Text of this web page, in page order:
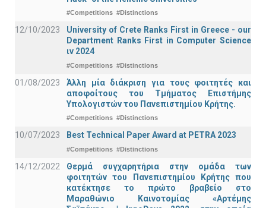
#Competitions #Distinctions
12/10/2023
University of Crete Ranks First in Greece - our
Department Ranks First in Computer Science
ιν 2024
#Competitions #Distinctions
01/08/2023
Άλλη μία διάκριση για τους φοιτητές και
αποφοίτους του Τμήματος Επιστήμης
Υπολογιστών του Πανεπιστημίου Κρήτης.
#Competitions #Distinctions
10/07/2023 Best Technical Paper Award at PETRA 2023
#Competitions #Distinctions
14/12/2022
Θερμά συγχαρητήρια στην ομάδα των
φοιτητών του Πανεπιστημίου Κρήτης που
κατέκτησε το πρώτο βραβείο στο
Μαραθώνιο Καινοτομίας «Αρτέμης